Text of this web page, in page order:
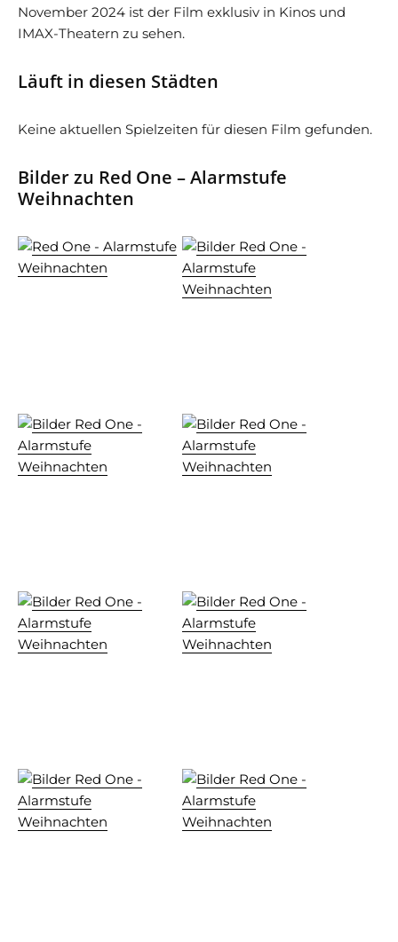
November 2024 ist der Film exklusiv in Kinos und
IMAX-Theatern zu sehen.
Läuft in diesen Städten
Keine aktuellen Spielzeiten für diesen Film gefunden.
Bilder zu Red One – Alarmstufe
Weihnachten